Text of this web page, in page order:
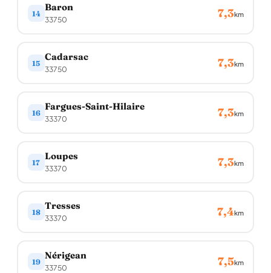
14
Baron
33750 7,3km
15
Cadarsac
33750 7,3km
16
Fargues-Saint-Hilaire
33370 7,3km
17
Loupes
33370 7,3km
18
Tresses
33370 7,4km
19
Nérigean
33750 7,5km